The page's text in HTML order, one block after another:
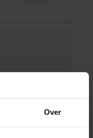
Over